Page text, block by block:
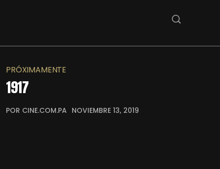
PRÓXIMAMENTE
1917
POR CINE.COM.PA NOVIEMBRE 13, 2019